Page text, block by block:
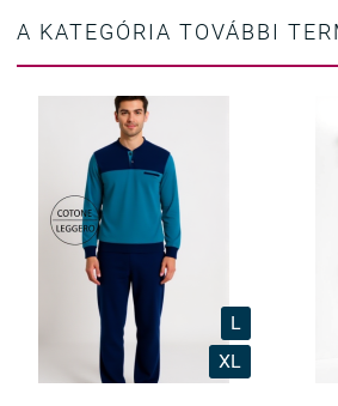
A KATEGÓRIA TOVÁBBI
L
XL